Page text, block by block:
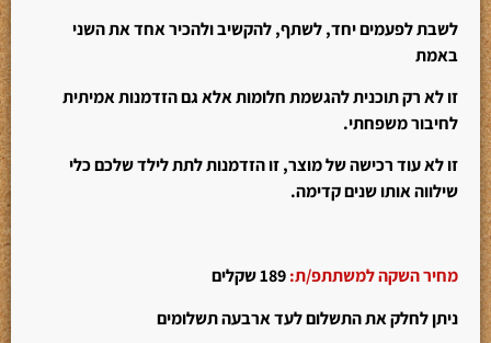
לשבת לפעמים יחד, לשתף, להקשיב ולהכיר אחד את השני
באמת
זו לא רק תוכנית להגשמת חלומות אלא גם הזדמנות אמיתית
לחיבור משפחתי.
זו לא עוד רכישה של מוצר, זו הזדמנות לתת לילד שלכם כלי
שילווה אותו שנים קדימה.
מחיר השקה למשתתפ/ת:189שקלים
ניתן לחלק את התשלום לעד ארבעה תשלומים